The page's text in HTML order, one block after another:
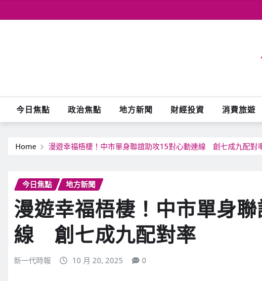
to
今日焦點 政治焦點 地方新聞 財經投資 消費旅遊
Home 漫遊幸福梧棲！中市單身聯誼助攻15對心動連線 創七成九配對
今日焦點 地方新聞
漫遊幸福梧棲！中市單身
線 創七成九配對率
新一代時報 10 月 20, 2025 0